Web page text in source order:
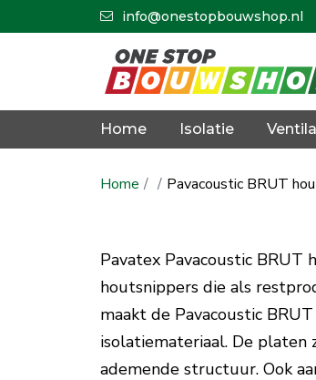
info@onestopbouwshop.nl
Home Isolatie
Home Pavacoustic BRUT
Pavatex Pavacoustic BRUT
houtsnippers die als
maakt de Pavacoustic
isolatiemateriaal. De platen
ademende structuur. Ook